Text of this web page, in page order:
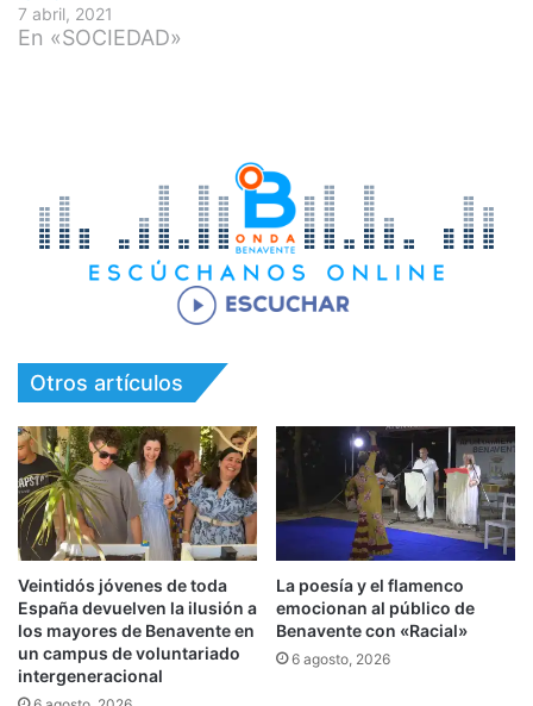
7 abril, 2021
En «SOCIEDAD»
Otros artículos
Veintidós jóvenes de toda
España devuelven la ilusión a
los mayores de Benavente en
un campus de voluntariado
intergeneracional
La poesía y el flamenco
emocionan al público de
Benavente con «Racial»
6 agosto, 2026